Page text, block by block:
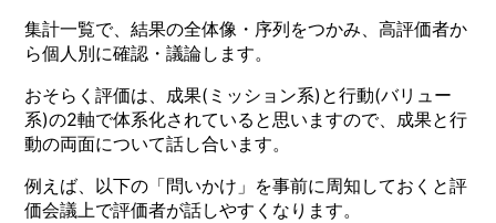
集計一覧で、結果の全体像・序列をつかみ、高評価者か
ら個人別に確認・議論します。
おそらく評価は、成果(ミッション系)と行動(バリュー
系)の2軸で体系化されていると思いますので、成果と行
動の両面について話し合います。
例えば、以下の「問いかけ」を事前に周知しておくと評
価会議上で評価者が話しやすくなります。